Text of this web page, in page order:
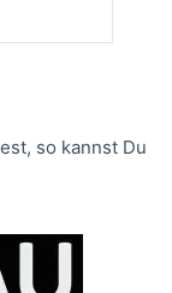
so kannst Du